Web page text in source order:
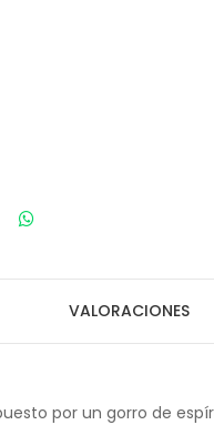
VALORACIONES
por un gorro de